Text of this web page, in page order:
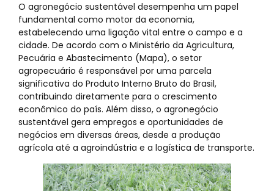
O agronegócio sustentável desempenha um papel
fundamental como motor da economia,
estabelecendo uma ligação vital entre o campo e a
cidade. De acordo com o Ministério da Agricultura,
Pecuária e Abastecimento (Mapa), o setor
agropecuário é responsável por uma parcela
significativa do Produto Interno Bruto do Brasil,
contribuindo diretamente para o crescimento
econômico do país. Além disso, o agronegócio
sustentável gera empregos e oportunidades de
negócios em diversas áreas, desde a produção
agrícola até a agroindústria e a logística de transporte.